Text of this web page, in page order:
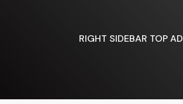
RIGHT SIDEBAR TOP AD